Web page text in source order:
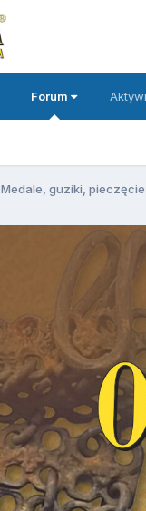
Forum
Medale, guziki, pieczęcie